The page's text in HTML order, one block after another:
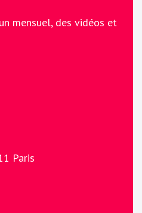
mensuel, des vidéos et
Paris
sur Youtube